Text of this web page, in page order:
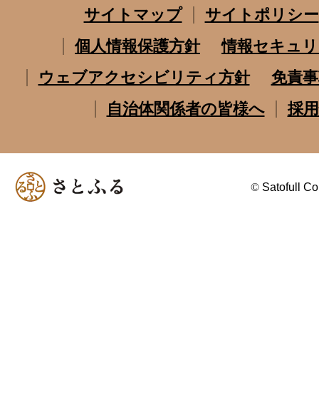
サイトマップ
サイトポリシー
個人情報保護方針
情報セキュ
ウェブアクセシビリティ方針
免責
自治体関係者の皆様へ
採
© Satofull